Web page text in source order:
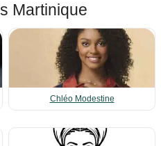
Martinique
Chléo Modestine